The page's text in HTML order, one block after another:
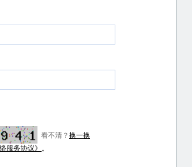
看不清？ 换一换
服务协议》 。